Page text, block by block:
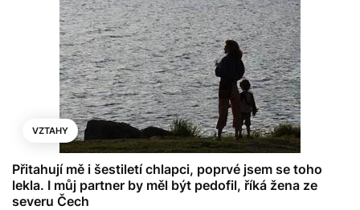
VZTAHY
Přitahují mě i šestiletí chlapci, poprvé jsem se toho
lekla. I můj partner by měl být pedofil, říká žena ze
severu Čech